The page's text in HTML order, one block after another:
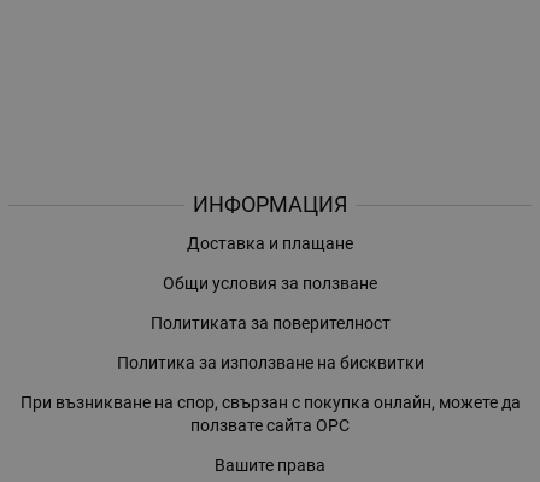
ИНФОРМАЦИЯ
Доставка и плащане
Общи условия за ползване
Политиката за поверителност
Политика за използване на бисквитки
При възникване на спор, свързан с покупка онлайн, можете да
ползвате сайта ОРС
Вашите права